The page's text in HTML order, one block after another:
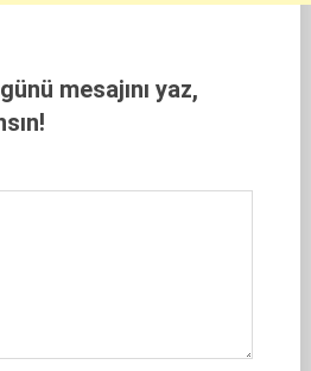
mesajını yaz,